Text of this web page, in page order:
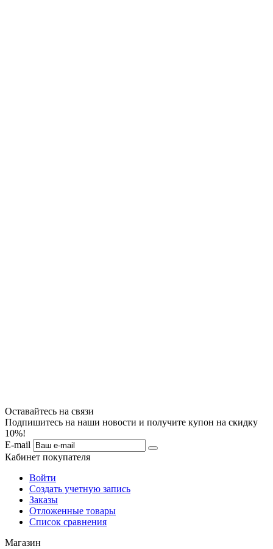
Оставайтесь на связи
Подпишитесь на наши новости и получите купон на скидку
10%!
E-mail
Кабинет покупателя
Войти
Создать учетную запись
Заказы
Отложенные товары
Список сравнения
Магазин